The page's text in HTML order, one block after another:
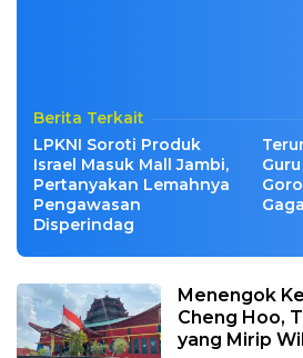
Berita Terkait
LPKNI Soroti Produk
Israel Masuk Mall Jambi,
Pertanyakan Lemahnya
Pengawasan
Disperindag
Menengok
Cheng Hoo,
yang Mirip